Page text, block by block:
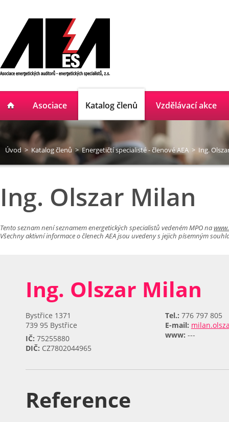
Asociace Katalog členů Vzdělávací akce
Úvod > Katalog členů > Energetičtí specialisté - členové AEA > Ing.
Ing. Olszar Milan
Tento seznam není seznamem energetických specialistů vedeném MPO na
Všechny aktivní informace o členech AEA jsou uvedeny s jejich písemným
Ing. Olszar Milan
Bystřice 1371
739 95 Bystřice
IČ: 75255880
DIČ: CZ7802044965
Tel.: 776 797 805
E-mail:
www: ---
Reference